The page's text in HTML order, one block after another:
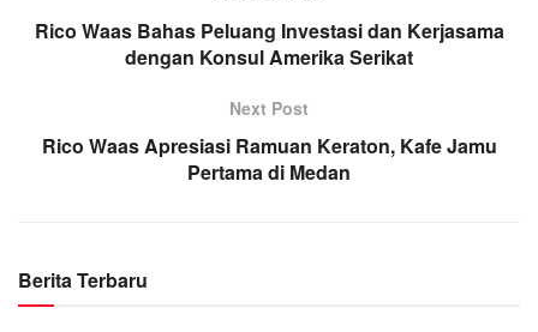
Rico Waas Bahas Peluang Investasi dan Kerjasama
dengan Konsul Amerika Serikat
Next Post
Rico Waas Apresiasi Ramuan Keraton, Kafe Jamu
Pertama di Medan
Berita Terbaru